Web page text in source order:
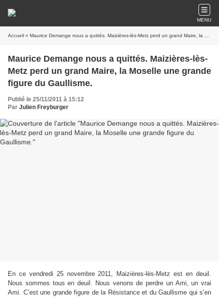
MENU
Accueil » Maurice Demange nous a quittés. Maizières-lès-Metz perd un grand Maire, la Moselle une grande figure du Gaullisme.
Maurice Demange nous a quittés. Maizières-lès-
Metz perd un grand Maire, la Moselle une grande
figure du Gaullisme.
Publié le 25/11/2011 à 15:12
Par Julien Freyburger
En ce vendredi 25 novembre 2011, Maizières-lès-Metz est en deuil.
Nous sommes tous en deuil. Nous venons de perdre un Ami, un vrai
Ami. C’est une grande figure de la Résistance et du Gaullisme qui s’en